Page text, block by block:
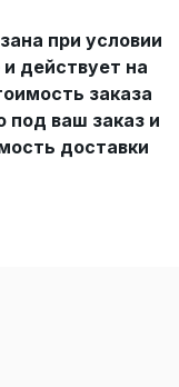
при условии
действует на
заказа
под ваш заказ и
доставки